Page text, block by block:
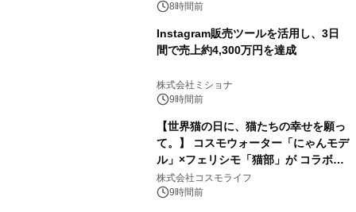
8時間前
Instagram販売ツールを活用し、3日
間で売上約4,300万円を達成
株式会社ミショナ
9時間前
【世界猫の日に、猫たちの幸せを願っ
て。】 コスモウォーター「にゃんモデ
ル」×フェリシモ「猫部」が コラボキ
ャンペーンを実施
株式会社コスモライフ
9時間前